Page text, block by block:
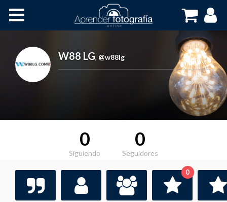
Cursos OnLine
W88 LG, @w88lg
0
Siguiendo
0
Seguidores
0